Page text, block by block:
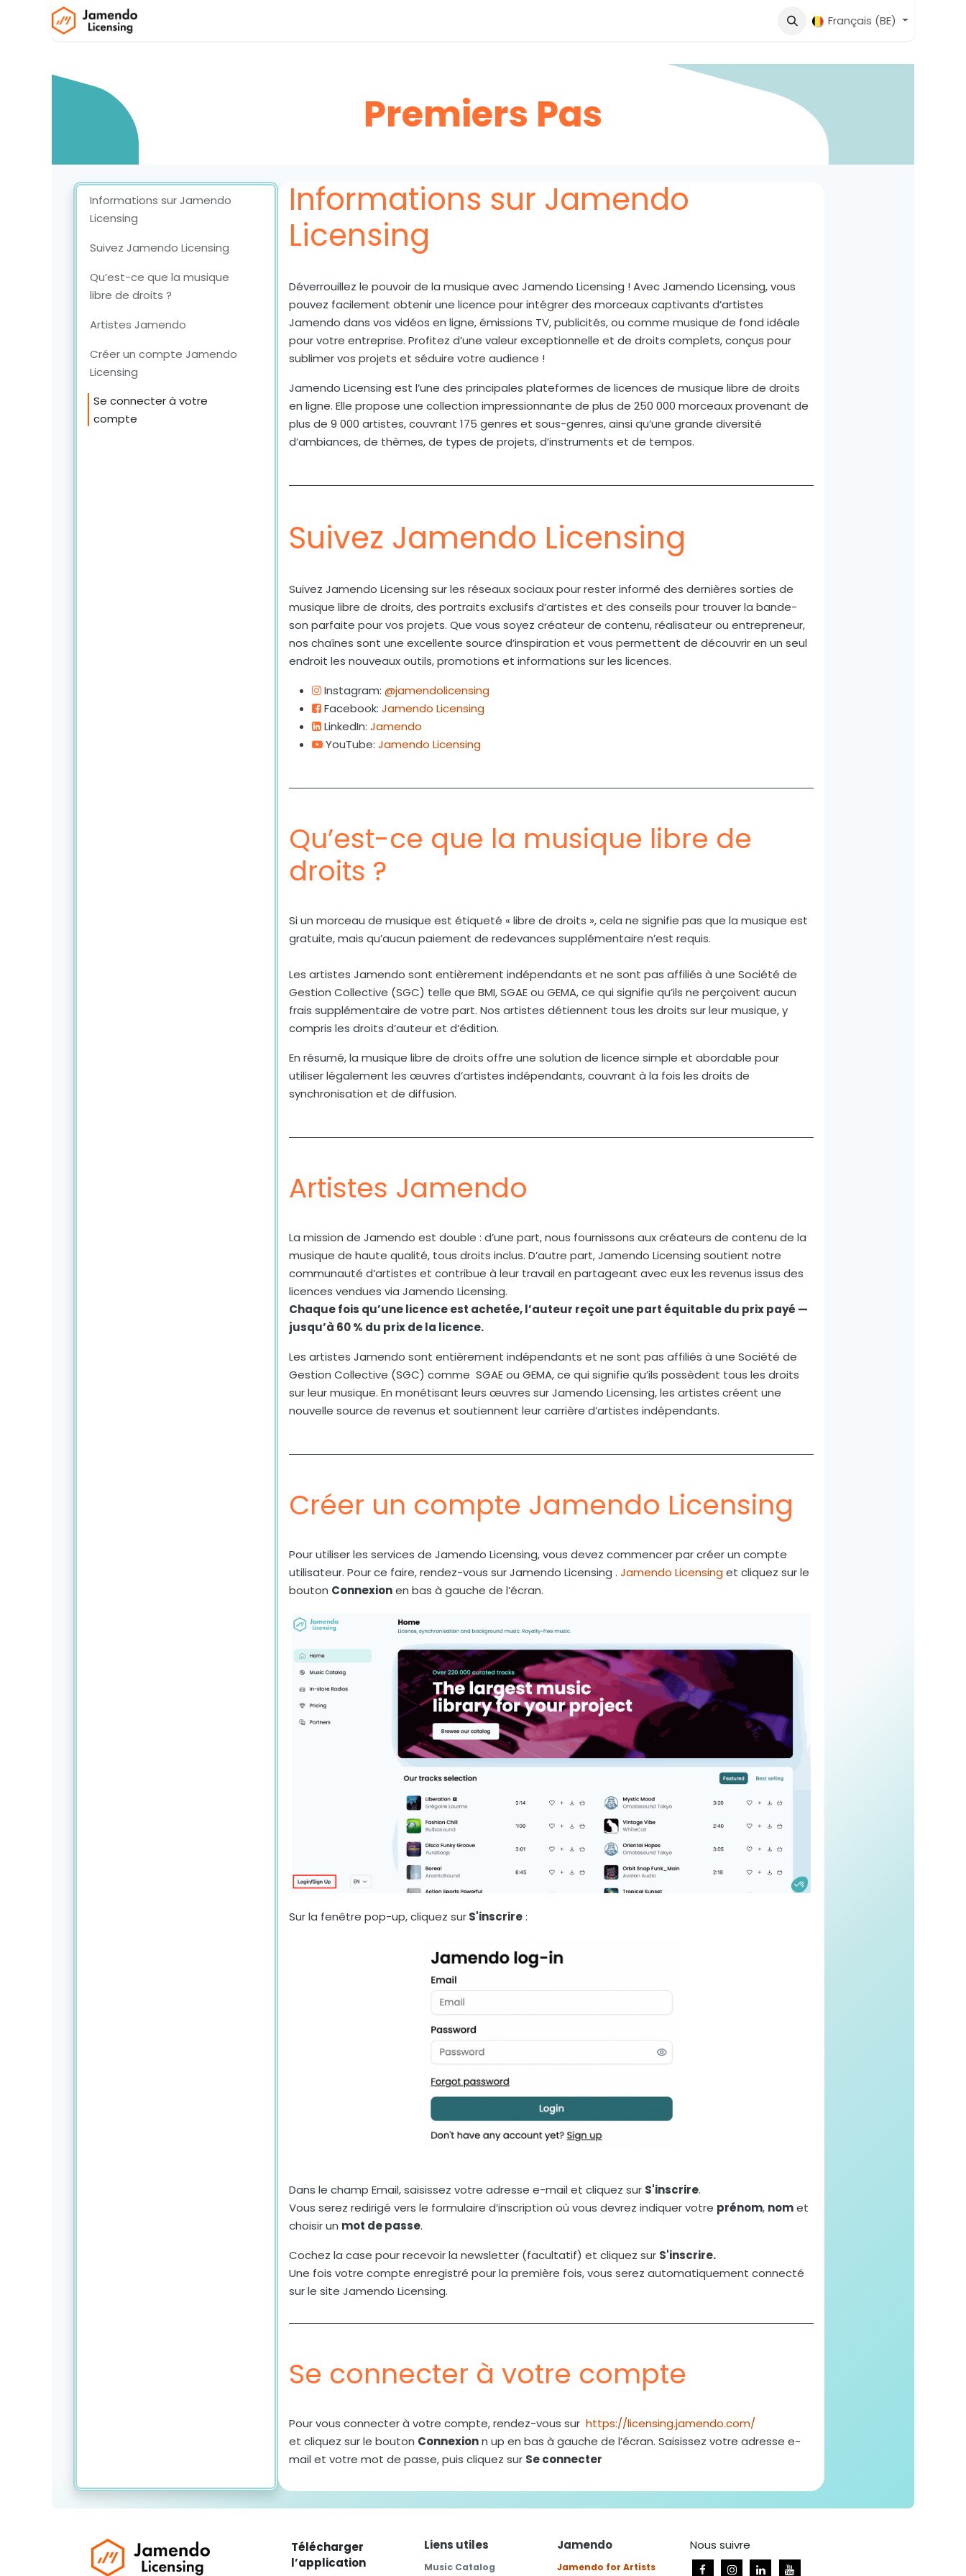
Se rendre au contenu
Français (BE)
Premiers Pas
Informations sur Jamendo
Licensing
Suivez Jamendo Licensing
Qu’est-ce que la musique
libre de droits ?
Artistes Jamendo
Créer un compte Jamendo
Licensing
Se connecter à votre
compte
Informations sur Jamendo
Licensing
Déverrouillez le pouvoir de la musique avec Jamendo Licensing ! Avec Jamendo Licensing, vous
pouvez facilement obtenir une licence pour intégrer des morceaux captivants d’artistes
Jamendo dans vos vidéos en ligne, émissions TV, publicités, ou comme musique de fond idéale
pour votre entreprise. Profitez d’une valeur exceptionnelle et de droits complets, conçus pour
sublimer vos projets et séduire votre audience !
Jamendo Licensing est l’une des principales plateformes de licences de musique libre de droits
en ligne. Elle propose une collection impressionnante de plus de 250 000 morceaux provenant de
plus de 9 000 artistes, couvrant 175 genres et sous-genres, ainsi qu’une grande diversité
d’ambiances, de thèmes, de types de projets, d’instruments et de tempos.
Suivez Jamendo Licensing
Suivez Jamendo Licensing sur les réseaux sociaux pour rester informé des dernières sorties de
musique libre de droits, des portraits exclusifs d’artistes et des conseils pour trouver la bande-
son parfaite pour vos projets. Que vous soyez créateur de contenu, réalisateur ou entrepreneur,
nos chaînes sont une excellente source d’inspiration et vous permettent de découvrir en un seul
endroit les nouveaux outils, promotions et informations sur les licences.
Instagram: @jamendolicensing
Facebook: Jamendo Licensing
LinkedIn: Jamendo
YouTube: Jamendo Licensing
Qu’est-ce que la musique libre de
droits ?
Si un morceau de musique est étiqueté « libre de droits », cela ne signifie pas que la musique est
gratuite, mais qu’aucun paiement de redevances supplémentaire n’est requis.
Les artistes Jamendo sont entièrement indépendants et ne sont pas affiliés à une Société de
Gestion Collective (SGC) telle que BMI, SGAE ou GEMA, ce qui signifie qu’ils ne perçoivent aucun
frais supplémentaire de votre part. Nos artistes détiennent tous les droits sur leur musique, y
compris les droits d’auteur et d’édition.
En résumé, la musique libre de droits offre une solution de licence simple et abordable pour
utiliser légalement les œuvres d’artistes indépendants, couvrant à la fois les droits de
synchronisation et de diffusion.
Artistes Jamendo
La mission de Jamendo est double : d’une part, nous fournissons aux créateurs de contenu de la
musique de haute qualité, tous droits inclus. D’autre part, Jamendo Licensing soutient notre
communauté d’artistes et contribue à leur travail en partageant avec eux les revenus issus des
licences vendues via Jamendo Licensing.
Chaque fois qu’une licence est achetée, l’auteur reçoit une part équitable du prix payé —
jusqu’à 60 % du prix de la licence.
Les artistes Jamendo sont entièrement indépendants et ne sont pas affiliés à une Société de
Gestion Collective (SGC) comme SGAE ou GEMA, ce qui signifie qu’ils possèdent tous les droits
sur leur musique. En monétisant leurs œuvres sur Jamendo Licensing, les artistes créent une
nouvelle source de revenus et soutiennent leur carrière d’artistes indépendants.
Créer un compte Jamendo Licensing
Pour utiliser les services de Jamendo Licensing, vous devez commencer par créer un compte
utilisateur. Pour ce faire, rendez-vous sur Jamendo Licensing . Jamendo Licensinget cliquez sur le
bouton Connexionen bas à gauche de l’écran.
Sur la fenêtre pop-up, cliquez surS'inscrire:
Dans le champ Email, saisissez votre adresse e-mail et cliquez sur S'inscrire.
Vous serez redirigé vers le formulaire d’inscription où vous devrez indiquer votre prénom, nomet
choisir un mot de passe.
Cochez la case pour recevoir la newsletter (facultatif) et cliquez sur S'inscrire.
Une fois votre compte enregistré pour la première fois, vous serez automatiquement connecté
sur le site Jamendo Licensing.
Se connecter à votre compte
Pour vous connecter à votre compte, rendez-vous sur https://licensing.jamendo.com/
et cliquez sur le bouton Connexionn up en bas à gauche de l’écran. Saisissez votre adresse e-
mail et votre mot de passe, puis cliquez sur Se connecter
Liens utiles
Music Catalog
Nous suivre
Télécharger
l’application
Jamendo
Jamendo for Artists